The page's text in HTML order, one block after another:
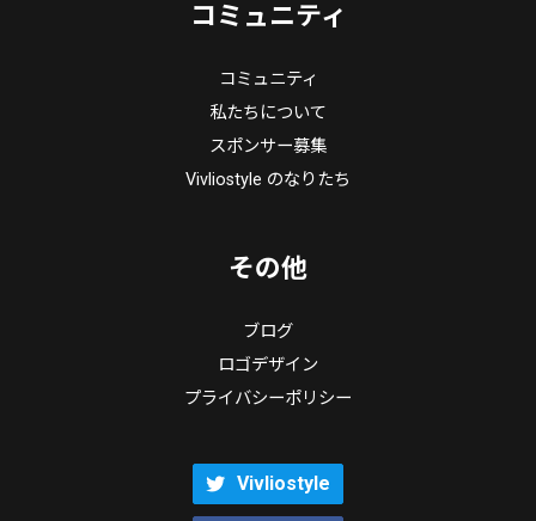
コミュニティ
コミュニティ
私たちについて
スポンサー募集
Vivliostyle のなりたち
その他
ブログ
ロゴデザイン
プライバシーポリシー
Vivliostyle